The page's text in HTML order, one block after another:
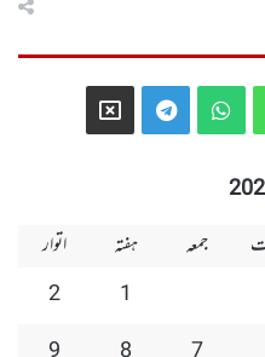
WhatsApp
Telegram
X
جمعہ ہفتہ
اتوار
1
2